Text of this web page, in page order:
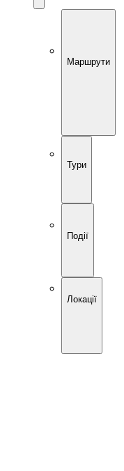
Маршрути
Тури
Події
Локації